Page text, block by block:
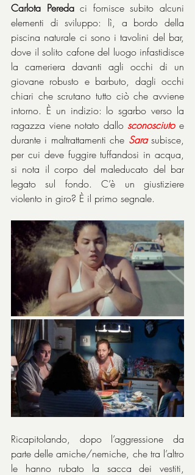
Carlota Pereda ci fornisce subito alcuni
elementi di sviluppo: lì, a bordo della
piscina naturale ci sono i tavolini del bar,
dove il solito cafone del luogo infastidisce
la cameriera davanti agli occhi di un
giovane robusto e barbuto, dagli occhi
chiari che scrutano tutto ciò che avviene
intorno. È un indizio: lo sgarbo verso la
ragazza viene notato dallo sconosciuto e
durante i maltrattamenti che Sara subisce,
per cui deve fuggire tuffandosi in acqua,
si nota il corpo del maleducato del bar
legato sul fondo. C’è un giustiziere
violento in giro? È il primo segnale.
Ricapitolando, dopo l’aggressione da
parte delle amiche/nemiche, che tra l’altro